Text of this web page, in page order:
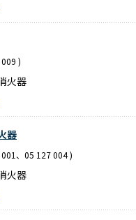
)
火器
器
、05 127 004 )
火器